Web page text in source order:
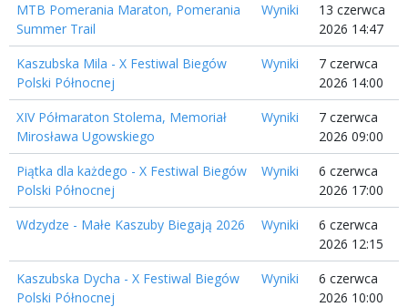
MTB Pomerania Maraton, Pomerania
Summer Trail
Wyniki
13 czerwca
2026 14:47
Kaszubska Mila - X Festiwal Biegów
Polski Północnej
Wyniki
7 czerwca
2026 14:00
XIV Półmaraton Stolema, Memoriał
Mirosława Ugowskiego
Wyniki
7 czerwca
2026 09:00
Piątka dla każdego - X Festiwal Biegów
Polski Północnej
Wyniki
6 czerwca
2026 17:00
Wdzydze - Małe Kaszuby Biegają 2026
Wyniki
6 czerwca
2026 12:15
Kaszubska Dycha - X Festiwal Biegów
Polski Północnej
Wyniki
6 czerwca
2026 10:00